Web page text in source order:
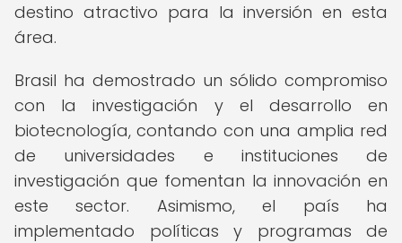
destino atractivo para la inversión en esta
área.
Brasil ha demostrado un sólido compromiso
con la investigación y el desarrollo en
biotecnología, contando con una amplia red
de universidades e instituciones de
investigación que fomentan la innovación en
este sector. Asimismo, el país ha
implementado políticas y programas de